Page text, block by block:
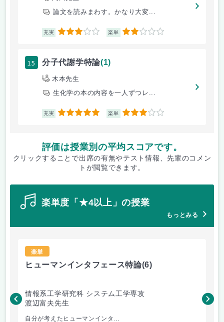
論文を読みまわす。かなり大変...
充実 3 楽単 2
15 分子代謝学特論(1)
木本先生
生化学の本の内容を一人ずつレ...
充実 5 楽単 3
評価は授業別の平均スコアです。
クリックすることで出席の有無やテスト情報、先輩のコメン
トが閲覧できます。
楽単度「★4以上」の授業
もっとみる
楽単
ヒューマンインタフェース特論(6)
情報系工学研究科 システム工学専攻
渡辺富夫先生
自分が考えたヒューマンインタ...
徳